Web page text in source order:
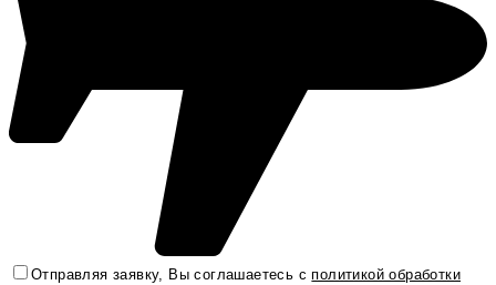
Отправляя заявку, Вы соглашаетесь сполитикой обработки